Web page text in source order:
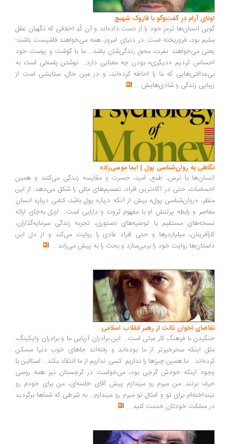
آرام در گفت‌وگو با فاروک شهیچ‭
انسان‌ها ترمزِ خود را از دست داده‌اند و آن کُدِ اخلاقی که نگهبان عقل
بود، فروریخته است. در دنیای امروز، همه می‌خواهند فاشیست باشند؛
می‌خواهند نفرت، محورِ زندگی‌شان باشد... ما با گوشت و پوست خود
کردیم «دیگری» بودن چه معنایی دارد... نوشتن پاسخی است به
که ما را احاطه کرده‌اند، و در عین حال، ستایشی است از
زندگی و شادی‌هایش...
به روان‌شناسی پول | ایما موسی‌زاده
با ترس، طمع، امید، حسرت و مقایسه زندگی می‌کنند و همین
حتی در آگاه‌ترین افراد، تصمیم‌های مالی را شکل می‌دهد. از این
«روان‌شناسی پول» بیش از آنکه درباره پول باشد، کتابی درباره انسان
و رابطه پرتنش او با مفهوم ثروت و دارایی است... اوزل به‌جای ارائه
مستقیم یا توصیه‌های دستوری، تجربه زندگی سرمایه‌گذاران،
میلیاردرها و حتی افراد عادی را روایت می‌کند و از دل این
روایت خود را برمی‌سازد و بحث را به پیش می‌راند ...
اخوان ثالث از رهبر انقلاب اسلامی
با فرهنگ کار عبثی است... این برادران آریایی ما و برادران وایکینگ،
اینکه سحرخیزتر از ما بوده‌اند و رفته‌اند جاهای خوب دنیا مسکن
ما همین چیزها را نداریم. کسی نداریم از ما انتقاد بکند... استالین با
اینکه خودش گرجی بود، می‌خواست در گرجستان نیز همه روسی
بزنند...من میرم رو میندازم پیش آقای خامنه‌ای، من برای خودم رو
برای تو و امثال تو میرم رو میندازم... به شرطی که شماها برگردید
مملکت خودتان خدمت کنید...